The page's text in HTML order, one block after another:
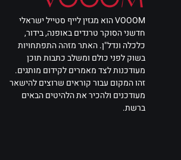
VOOOM הוא מגזין לייף סטייל ישראלי
חדשני הסוקר טרנדים באופנה, בידור,
כלכלה ונדל"ן. האתר מזהה התפתחויות
בשוק לפני כולם ומשלב כתבות תוכן
מעודכנות לצד מאמרים לקידום מותגים.
זהו המקום עבור קוראים שרוצים להישאר
מעודכנים ולהכיר את הלהיטים הבאים
ברשת.